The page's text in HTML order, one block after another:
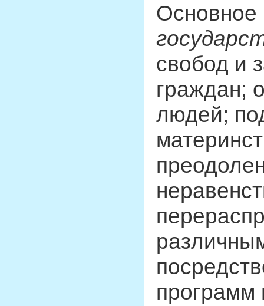
Основное
свобод и
граждан;
людей;
программ